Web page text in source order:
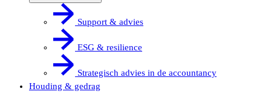
Support & advies
ESG & resilience
Strategisch advies in de accountancy
Houding & gedrag